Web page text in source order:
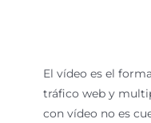
El vídeo es el
tráfico web y
con vídeo no es